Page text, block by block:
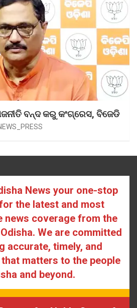
ବନ୍ଦ କରୁ କଂଗ୍ରେସ, ବିଜେଡି
News your one-stop
the latest and most
news coverage from the
We are committed
accurate, timely, and
matters to the people
and beyond.